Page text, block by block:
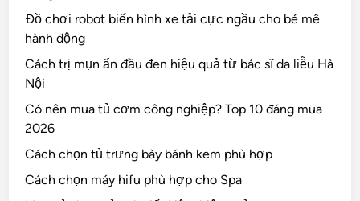
Đồ chơi robot biến hình xe tải cực ngầu cho bé mê
hành động
Cách trị mụn ẩn đầu đen hiệu quả từ bác sĩ da liễu Hà
Nội
Có nên mua tủ cơm công nghiệp? Top 10 đáng mua
2026
Cách chọn tủ trưng bày bánh kem phù hợp
Cách chọn máy hifu phù hợp cho Spa